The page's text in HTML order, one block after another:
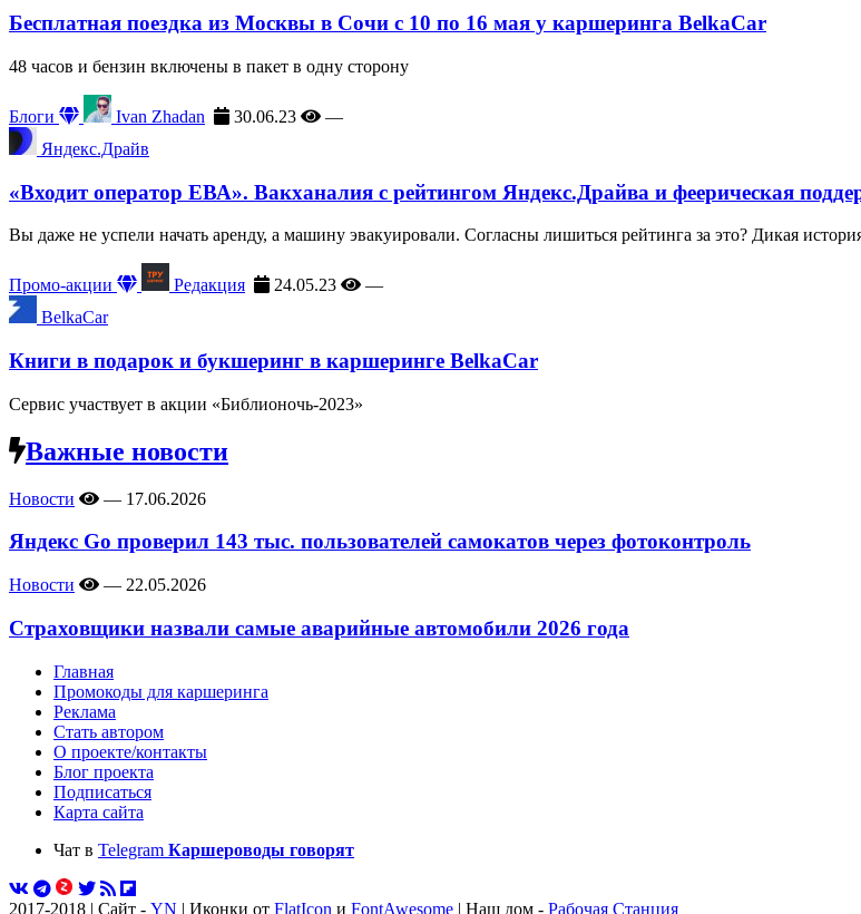
Бесплатная поездка из Москвы в Сочи с 10 по 16 мая у каршеринга BelkaCar
48 часов и бензин включены в пакет в одну сторону
Блоги Ivan Zhadan 30.06.23
—
Яндекс.Драйв
«Входит оператор ЕВА». Вакханалия с рейтингом Яндекс.Драйва и феерическая
Вы даже не успели начать аренду, а машину эвакуировали. Согласны лишиться рейтинга за это? Дикая
Промо-акции Редакция 24.05.23
—
BelkaCar
Книги в подарок и букшеринг в каршеринге BelkaCar
Сервис участвует в акции «Библионочь-2023»
Важные новости
Новости — 17.06.2026
Яндекс Go проверил 143 тыс. пользователей самокатов через фотоконтроль
Новости — 22.05.2026
Страховщики назвали самые аварийные автомобили 2026 года
Главная
Промокоды для каршеринга
Реклама
Стать автором
О проекте/контакты
Блог проекта
Подписаться
Карта сайта
Чат в Telegram Каршероводы говорят
2017-2018 | Сайт - YN | Иконки от FlatIcon и FontAwesome | Наш дом - Рабочая Станция